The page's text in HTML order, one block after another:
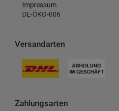
Impressum
DE-ÖKO-006
Versandarten
Zahlungsarten